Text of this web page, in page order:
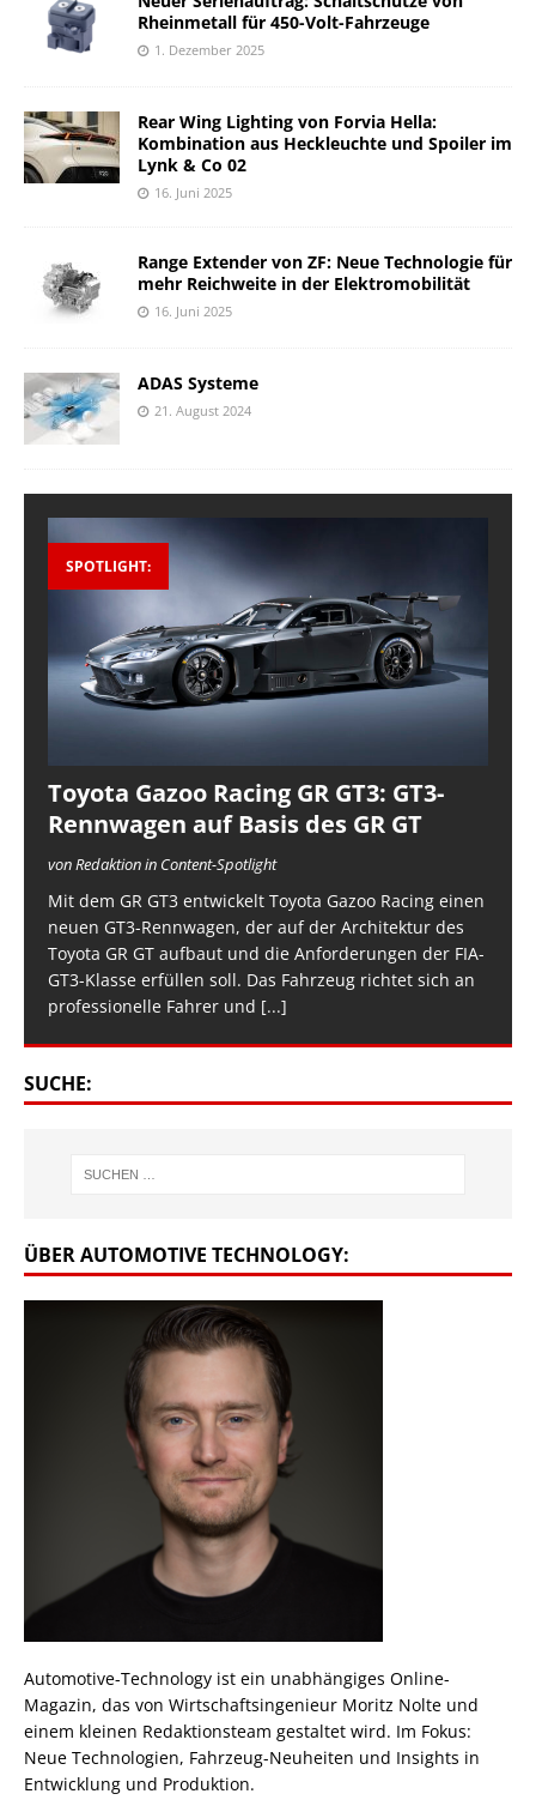
Rheinmetall für 450-Volt-Fahrzeuge
1. Dezember 2025
Rear Wing Lighting von Forvia Hella:
Kombination aus Heckleuchte und Spoiler im
Lynk & Co 02
16. Juni 2025
Range Extender von ZF: Neue Technologie für
mehr Reichweite in der Elektromobilität
16. Juni 2025
ADAS Systeme
21. August 2024
SPOTLIGHT:
Toyota Gazoo Racing GR GT3: GT3-
Rennwagen auf Basis des GR GT
von Redaktion in Content-Spotlight
Mit dem GR GT3 entwickelt Toyota Gazoo Racing einen
neuen GT3-Rennwagen, der auf der Architektur des
Toyota GR GT aufbaut und die Anforderungen der FIA-
GT3-Klasse erfüllen soll. Das Fahrzeug richtet sich an
professionelle Fahrer und [...]
SUCHE:
ÜBER AUTOMOTIVE TECHNOLOGY:
Automotive-Technology ist ein unabhängiges Online-
Magazin, das von Wirtschaftsingenieur Moritz Nolte und
einem kleinen Redaktionsteam gestaltet wird. Im Fokus:
Neue Technologien, Fahrzeug-Neuheiten und Insights in
Entwicklung und Produktion.